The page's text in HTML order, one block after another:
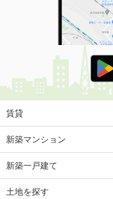
賃貸
新築マンション
新築一戸建て
土地を探す